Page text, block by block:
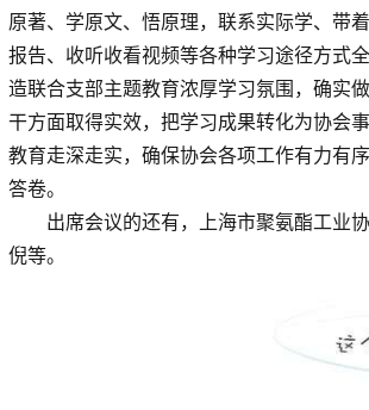
原著、学原文、悟原理，联系实际学、带
报告、收听收看视频等各种学习途径方式
造联合支部主题教育浓厚学习氛围，确实
干方面取得实效，把学习成果转化为协会
教育走深走实，确保协会各项工作有力有
答卷。
出席会议的还有，上海市聚氨酯工业
倪等。